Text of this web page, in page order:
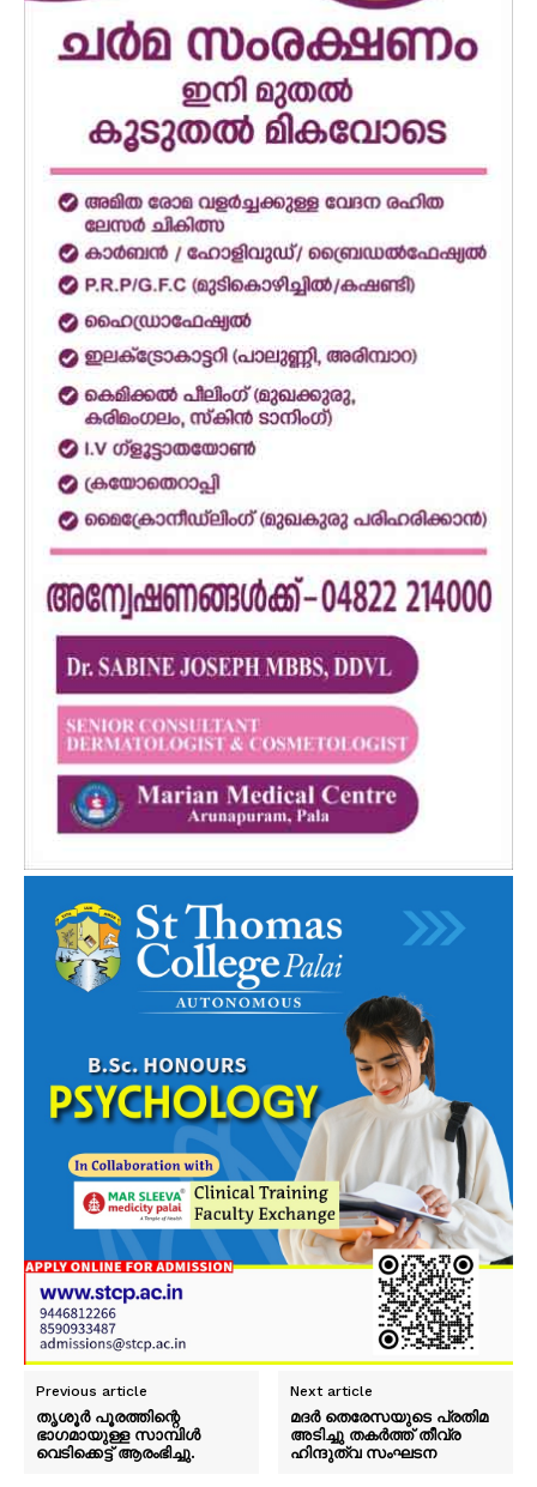
Previous article
തൃശൂർ പൂരത്തിന്റെ
ഭാഗമായുള്ള സാമ്പിൾ
വെടിക്കെട്ട് ആരംഭിച്ചു.
Next article
മദർ തെരേസയുടെ പ്രതിമ
അടിച്ചു തകർത്ത് തീവ്ര
ഹിന്ദുത്വ സംഘടന